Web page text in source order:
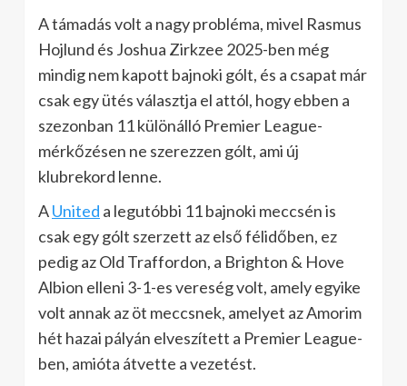
A támadás volt a nagy probléma, mivel Rasmus
Hojlund és Joshua Zirkzee 2025-ben még
mindig nem kapott bajnoki gólt, és a csapat már
csak egy ütés választja el attól, hogy ebben a
szezonban 11 különálló Premier League-
mérkőzésen ne szerezzen gólt, ami új
klubrekord lenne.
AUnited a legutóbbi 11 bajnoki meccsén is
csak egy gólt szerzett az első félidőben, ez
pedig az Old Traffordon, a Brighton & Hove
Albion elleni 3-1-es vereség volt, amely egyike
volt annak az öt meccsnek, amelyet az Amorim
hét hazai pályán elveszített a Premier League-
ben, amióta átvette a vezetést.